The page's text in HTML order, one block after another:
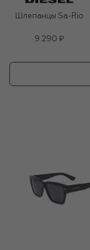
Шлепанцы Sa-Rio
9 290 ₽